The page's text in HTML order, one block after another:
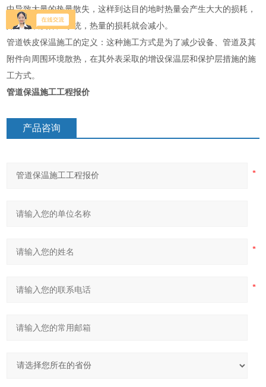
中导致大量的热量散失，这样到达目的地时热量会产生大大的损耗，
如果有铁皮保温系统，热量的损耗就会减小。
管道铁皮保温施工的定义：这种施工方式是为了减少设备、管道及其
附件向周围环境散热，在其外表采取的增设保温层和保护层措施的施
工方式。
管道保温施工工程报价
产品咨询